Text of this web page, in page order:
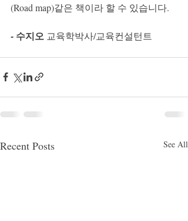
(Road map)같은 책이라 할 수 있습니다.
- 수지오 교육학박사/교육컨설턴트
Recent Posts See All